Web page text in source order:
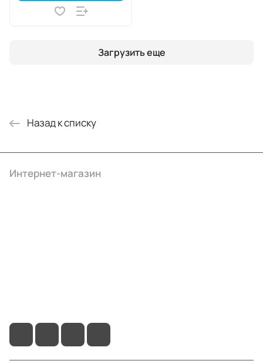
Загрузить еще
Назад к списку
Интернет-магазин